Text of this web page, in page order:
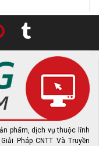
phẩm, dịch vụ thuộc lĩnh
Pháp CNTT Và Truyền